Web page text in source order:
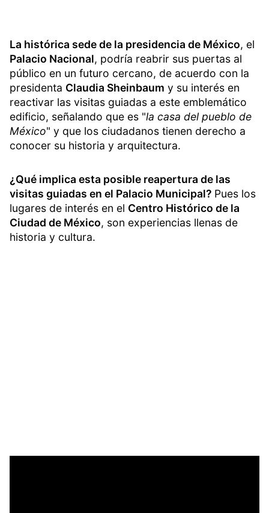
La histórica sede de la presidencia de México, el
Palacio Nacional, podría reabrir sus puertas al
público en un futuro cercano, de acuerdo con la
presidenta Claudia Sheinbaum y su interés en
reactivar las visitas guiadas a este emblemático
edificio, señalando que es "la casa del pueblo de
México" y que los ciudadanos tienen derecho a
conocer su historia y arquitectura.
¿Qué implica esta posible reapertura de las
visitas guiadas en el Palacio Municipal? Pues los
lugares de interés en el Centro Histórico de la
Ciudad de México, son experiencias llenas de
historia y cultura.